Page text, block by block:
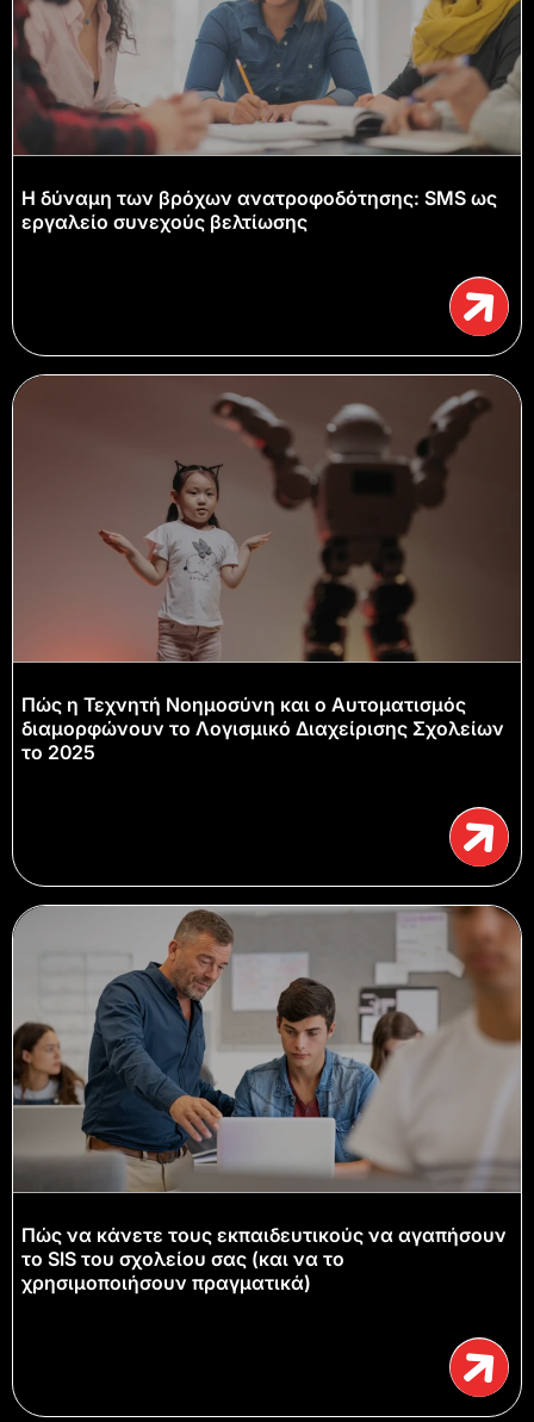
Η δύναμη των βρόχων ανατροφοδότησης: SMS ως
εργαλείο συνεχούς βελτίωσης
Πώς η Τεχνητή Νοημοσύνη και ο Αυτοματισμός
διαμορφώνουν το Λογισμικό Διαχείρισης Σχολείων
το 2025
Πώς να κάνετε τους εκπαιδευτικούς να αγαπήσουν
το SIS του σχολείου σας (και να το
χρησιμοποιήσουν πραγματικά)